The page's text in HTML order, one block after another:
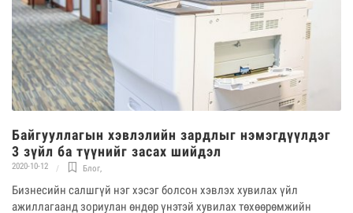
Байгууллагын хэвлэлийн зардлыг нэмэгдүүлдэг
3 зүйл ба түүнийг засах шийдэл
2020-10-12 Блог,
Бизнесийн салшгүй нэг хэсэг болсон хэвлэх хувилах үйл
ажиллагаанд зориулан өндөр үнэтэй хувилах төхөөрөмжийн